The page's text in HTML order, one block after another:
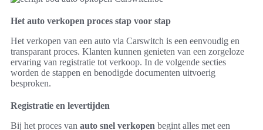
Het auto verkopen proces stap voor stap
Het verkopen van een auto via Carswitch is een eenvoudig en
transparant proces. Klanten kunnen genieten van een zorgeloze
ervaring van registratie tot verkoop. In de volgende secties
worden de stappen en benodigde documenten uitvoerig
besproken.
Registratie en levertijden
Bij het proces van auto snel verkopen begint alles met een